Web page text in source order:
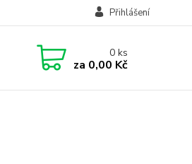
Přihlášení
0ks
za 0,00 Kč